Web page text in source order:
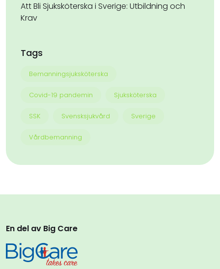
Att Bli Sjuksköterska i Sverige: Utbildning och
Krav
Tags
Bemanningsjuksköterska
Covid-19 pandemin Sjuksköterska
SSK Svensksjukvård Sverige
Vårdbemanning
En del av Big Care